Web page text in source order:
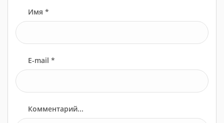
Имя *
E-mail *
Комментарий...